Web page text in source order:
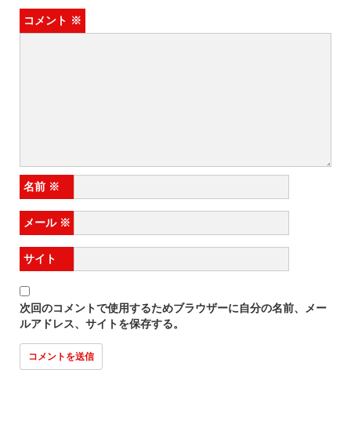
コメント ※
名前 ※
メール ※
サイト
次回のコメントで使用するためブラウザーに自分の名前、メー
ルアドレス、サイトを保存する。